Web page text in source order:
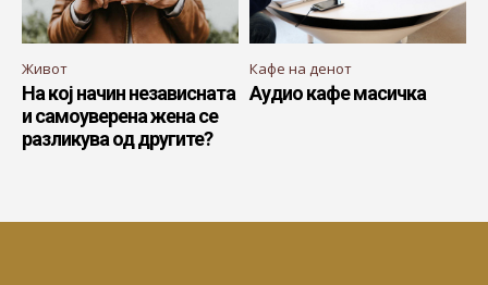
Живот
На кој начин независната
и самоуверена жена се
разликува од другите?
Кафе на денот
Аудио кафе масичка